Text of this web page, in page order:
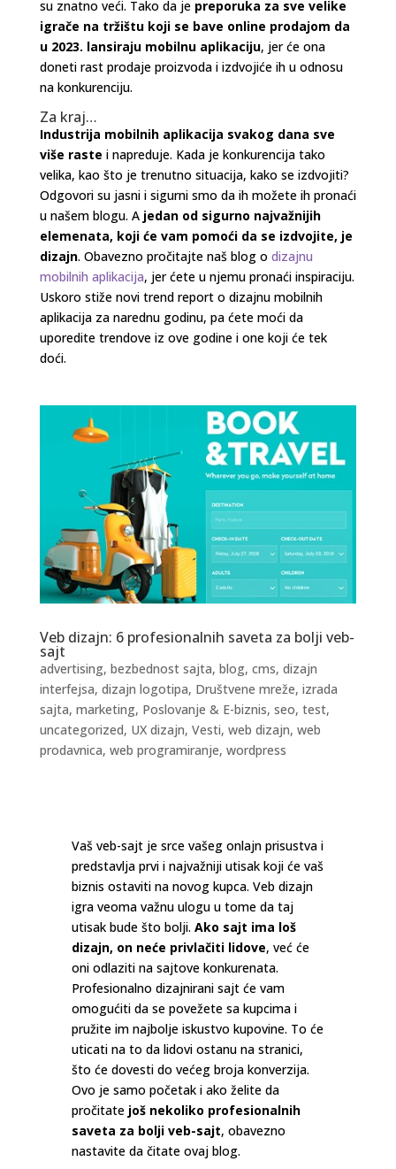
su znatno veći. Tako da je preporuka za sve velike
igrače na tržištu koji se bave online prodajom da
u 2023. lansiraju mobilnu aplikaciju, jer će ona
doneti rast prodaje proizvoda i izdvojiće ih u odnosu
na konkurenciju.
Za kraj…
Industrija mobilnih aplikacija svakog dana sve
više raste i napreduje. Kada je konkurencija tako
velika, kao što je trenutno situacija, kako se izdvojiti?
Odgovori su jasni i sigurni smo da ih možete ih pronaći
u našem blogu. A jedan od sigurno najvažnijih
elemenata, koji će vam pomoći da se izdvojite, je
dizajn. Obavezno pročitajte naš blog o dizajnu
mobilnih aplikacija, jer ćete u njemu pronaći inspiraciju.
Uskoro stiže novi trend report o dizajnu mobilnih
aplikacija za narednu godinu, pa ćete moći da
uporedite trendove iz ove godine i one koji će tek
doći.
Veb dizajn: 6 profesionalnih saveta za bolji veb-
sajt
advertising, bezbednost sajta, blog, cms, dizajn
interfejsa, dizajn logotipa, Društvene mreže, izrada
sajta, marketing, Poslovanje & E-biznis, seo, test,
uncategorized, UX dizajn, Vesti, web dizajn, web
prodavnica, web programiranje, wordpress
Vaš veb-sajt je srce vašeg onlajn prisustva i
predstavlja prvi i najvažniji utisak koji će vaš
biznis ostaviti na novog kupca. Veb dizajn
igra veoma važnu ulogu u tome da taj
utisak bude što bolji. Ako sajt ima loš
dizajn, on neće privlačiti lidove, već će
oni odlaziti na sajtove konkurenata.
Profesionalno dizajnirani sajt će vam
omogućiti da se povežete sa kupcima i
pružite im najbolje iskustvo kupovine. To će
uticati na to da lidovi ostanu na stranici,
što će dovesti do većeg broja konverzija.
Ovo je samo početak i ako želite da
pročitate još nekoliko profesionalnih
saveta za bolji veb-sajt, obavezno
nastavite da čitate ovaj blog.